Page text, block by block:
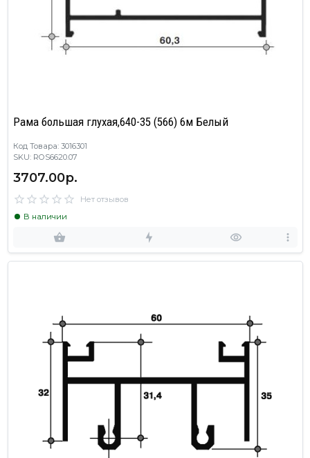
Рама большая глухая,640-35 (566) 6м Белый
Код Товара: 3016301
SKU: ROS6620.07
3707.00р.
Нет отзывов
В наличии